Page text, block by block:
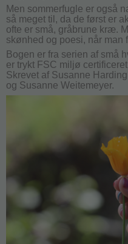
Men sommerfugle er også
så meget til, da de først er
ofte er små, gråbrune kræ.
skønhed og poesi, når man
Bogen er fra serien af små
er trykt FSC miljø
Skrevet af Susanne
og Susanne Weitemeyer.